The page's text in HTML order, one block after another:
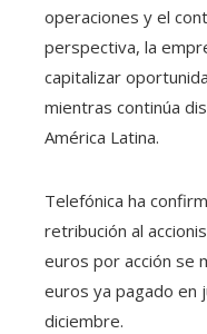
operaciones y el
perspectiva, la
capitalizar
mientras continúa
América Latina.
Telefónica ha
retribución al
euros por acción se
euros ya pagado en
diciembre.